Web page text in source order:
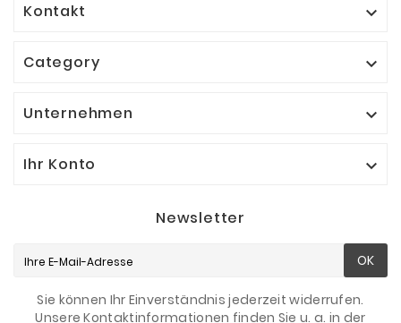
Kontakt 
Category 
Unternehmen 
Ihr Konto 
Newsletter
OK
Sie können Ihr Einverständnis jederzeit widerrufen.
Unsere Kontaktinformationen finden Sie u. a. in der